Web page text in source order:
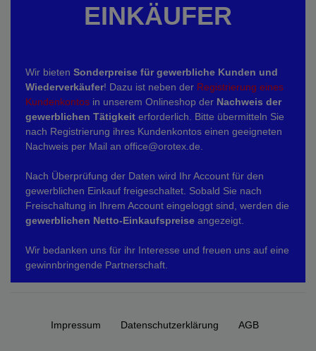
EINKÄUFER
Wir bieten Sonderpreise für gewerbliche Kunden und
Wiederverkäufer! Dazu ist neben der Registrierung eines
Kundenkontos in unserem Onlineshop der Nachweis der
gewerblichen Tätigkeit erforderlich. Bitte übermitteln Sie
nach Registrierung ihres Kundenkontos einen geeigneten
Nachweis per Mail an office@orotex.de.
Nach Überprüfung der Daten wird Ihr Account für den
gewerblichen Einkauf freigeschaltet. Sobald Sie nach
Freischaltung in Ihrem Account eingeloggt sind, werden die
gewerblichen Netto-Einkaufspreise angezeigt.
Wir bedanken uns für ihr Interesse und freuen uns auf eine
gewinnbringende Partnerschaft.
Impressum Daten­schutz­erklärung AGB